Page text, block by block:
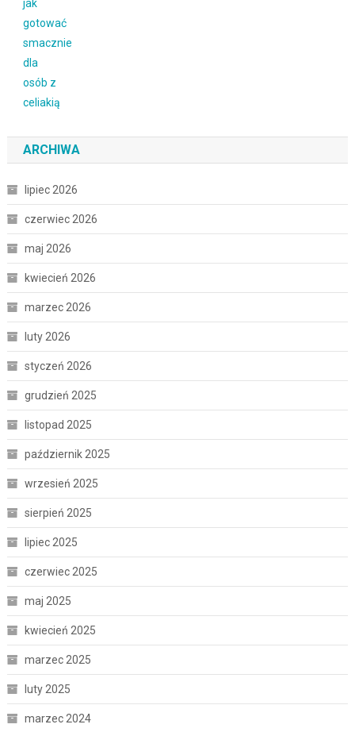
ARCHIWA
lipiec 2026
czerwiec 2026
maj 2026
kwiecień 2026
marzec 2026
luty 2026
styczeń 2026
grudzień 2025
listopad 2025
październik 2025
wrzesień 2025
sierpień 2025
lipiec 2025
czerwiec 2025
maj 2025
kwiecień 2025
marzec 2025
luty 2025
marzec 2024